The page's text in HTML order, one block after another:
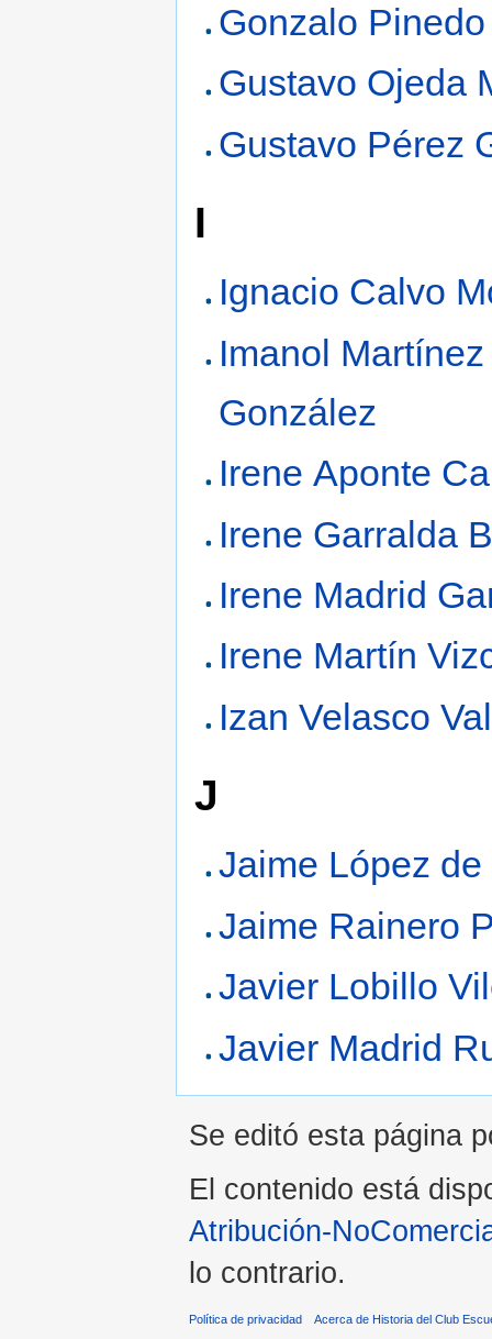
Gonzalo
Gustavo Ojeda
Gustavo Pérez
I
Ignacio Calvo
Imanol Martínez
González
Irene Aponte
Irene Garralda
Irene Madrid
Irene Martín
Izan Velasco
J
Jaime López
Jaime Rainero
Javier Lobillo
Javier Madrid
Se editó esta página
El contenido está
Atribución-
lo contrario.
Política de privacidad Acerca de Historia del Club